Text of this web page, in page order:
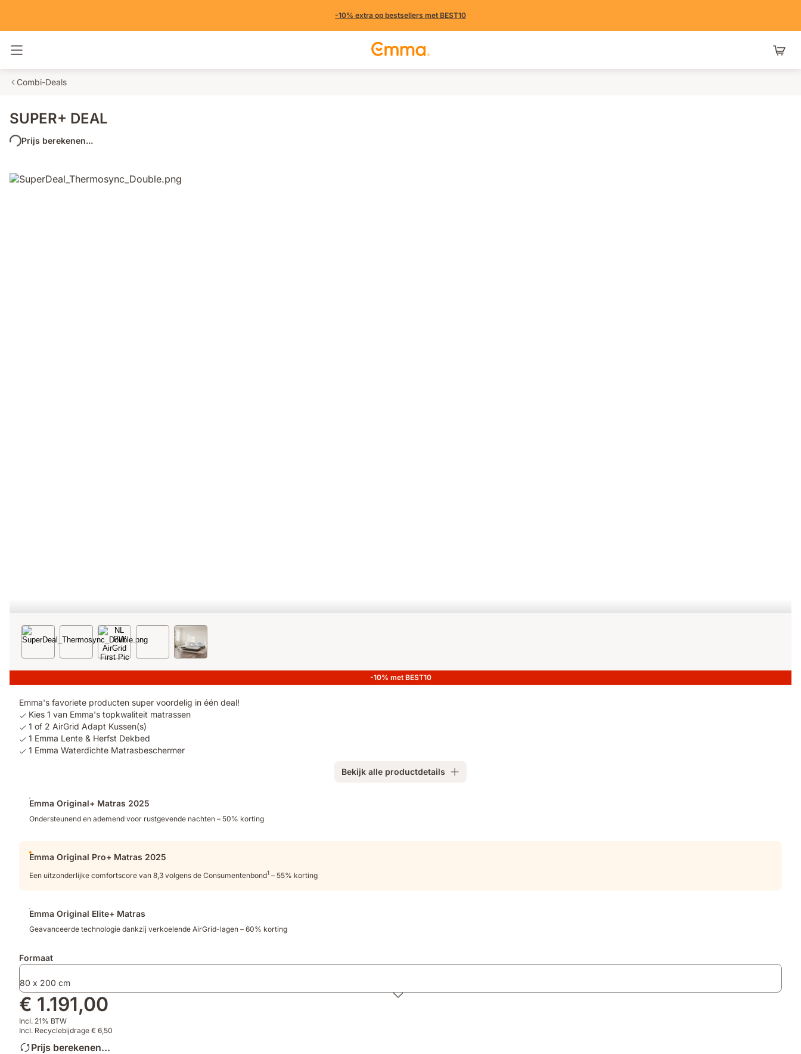
-10% extra op bestsellers met BEST10
Combi-Deals
SUPER+ DEAL
Prijs berekenen...
-10% met BEST10
Emma's favoriete producten super voordelig in één deal!
Kies 1 van Emma's topkwaliteit matrassen
1 of 2 AirGrid Adapt Kussen(s)
1 Emma Lente & Herfst Dekbed
1 Emma Waterdichte Matrasbeschermer
Bekijk alle productdetails
producten
Emma Original+ Matras 2025
Ondersteunend en ademend voor rustgevende nachten – 50% korting
Emma Original Pro+ Matras 2025
Een uitzonderlijke comfortscore van 8,3 volgens de Consumentenbond1 – 55% korting
Emma Original Elite+ Matras
Geavanceerde technologie dankzij verkoelende AirGrid-lagen – 60% korting
Formaat
80 x 200 cm
€ 1.191,00
Incl. 21% BTW
Incl. Recyclebijdrage € 6,50
Prijs berekenen...